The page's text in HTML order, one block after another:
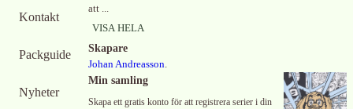
Kontakt
Packguide
Nyheter
att ...
VISA HELA
Skapare
Johan Andreasson.
Min samling
Skapa ett gratis konto för att registrera serier i din